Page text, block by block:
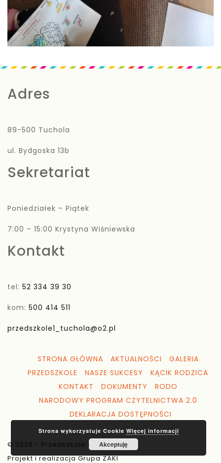
Adres
89-500 Tuchola
ul. Bydgoska 13b
Sekretariat
Poniedziałek – Piątek
7:00 – 15:00 Krystyna Wiśniewska
Kontakt
tel: 52 334 39 30
kom: 500 414 511
przedszkole1_tuchola@o2.pl
STRONA GŁÓWNA AKTUALNOŚCI
GALERIA
PRZEDSZKOLE
NASZE SUKCESY
KĄCIK RODZICA
KONTAKT
DOKUMENTY
RODO
NARODOWY PROGRAM CZYTELNICTWA 2.0
DEKLARACJA DOSTĘPNOŚCI
© 2026 - Przedszkole nr 1 Tuchola
Projekt i realizacja Grupa ZAKI
Strona wykorzystuje Cookie Więcej informacji
Akceptuję